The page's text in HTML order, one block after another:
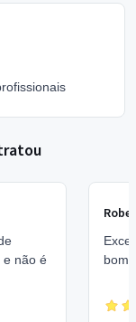
e não é
bom